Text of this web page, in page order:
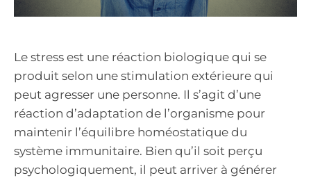
Le stress est une réaction biologique qui se
produit selon une stimulation extérieure qui
peut agresser une personne. Il s’agit d’une
réaction d’adaptation de l’organisme pour
maintenir l’équilibre homéostatique du
système immunitaire. Bien qu’il soit perçu
psychologiquement, il peut arriver à générer